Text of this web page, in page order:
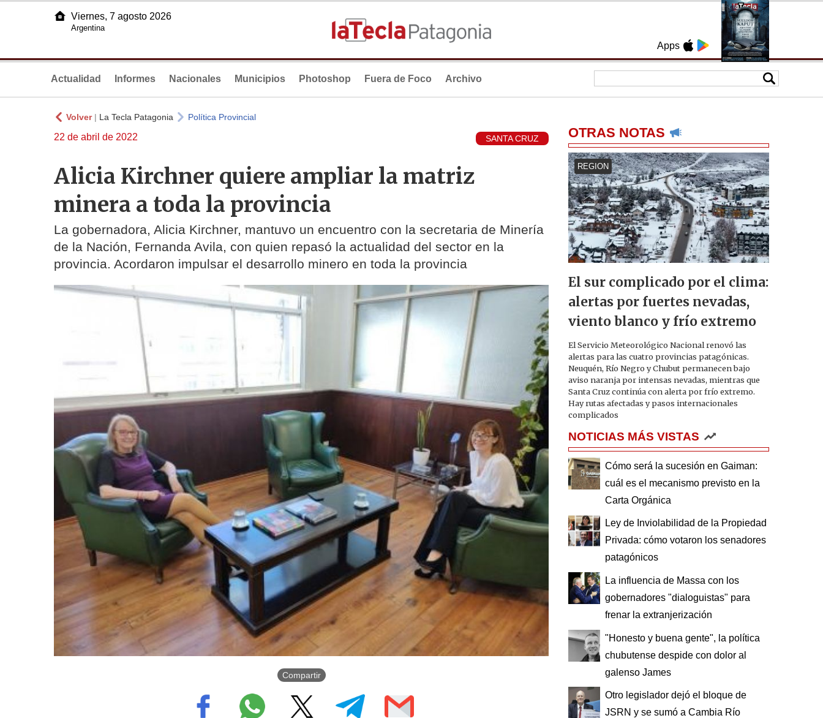
Apps
Viernes, 7 agosto 2026
Argentina
Actualidad Informes Nacionales Municipios Photoshop Fuera de Foco Archivo
Volver| La Tecla Patagonia Política Provincial
22 de abril de 2022 SANTA CRUZ
Alicia Kirchner quiere ampliar la matriz
minera a toda la provincia
La gobernadora, Alicia Kirchner, mantuvo un encuentro con la secretaria de Minería
de la Nación, Fernanda Avila, con quien repasó la actualidad del sector en la
provincia. Acordaron impulsar el desarrollo minero en toda la provincia
Compartir
OTRAS NOTAS
REGION
El sur complicado por el clima:
alertas por fuertes nevadas,
viento blanco y frío extremo
El Servicio Meteorológico Nacional renovó las
alertas para las cuatro provincias patagónicas.
Neuquén, Río Negro y Chubut permanecen bajo
aviso naranja por intensas nevadas, mientras que
Santa Cruz continúa con alerta por frío extremo.
Hay rutas afectadas y pasos internacionales
complicados
NOTICIAS MÁS VISTAS
Cómo será la sucesión en Gaiman:
cuál es el mecanismo previsto en la
Carta Orgánica
Ley de Inviolabilidad de la Propiedad
Privada: cómo votaron los senadores
patagónicos
La influencia de Massa con los
gobernadores "dialoguistas" para
frenar la extranjerización
"Honesto y buena gente", la política
chubutense despide con dolor al
galenso James
Otro legislador dejó el bloque de
JSRN y se sumó a Cambia Río